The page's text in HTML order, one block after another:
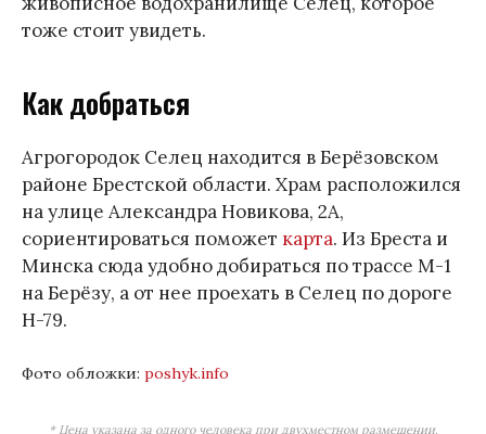
тоже стоит увидеть.
Как добраться
Агрогородок Селец находится в Берёзовском
районе Брестской области. Храм расположился
на улице Александра Новикова, 2А,
сориентироваться поможет карта. Из Бреста и
Минска сюда удобно добираться по трассе М-1
на Берёзу, а от нее проехать в Селец по дороге
Н-79.
Фото обложки: poshyk.infо
* Цена указана за одного человека при двухместном размещении.